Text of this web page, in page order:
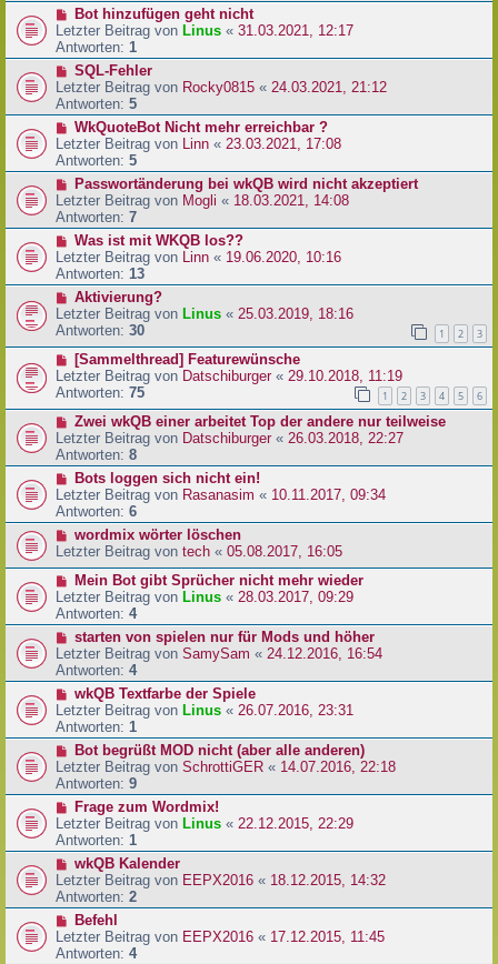
Bot hinzufügen geht nicht
Letzter Beitrag von Linus « 31.03.2021, 12:17
Antworten: 1
SQL-Fehler
Letzter Beitrag von Rocky0815 « 24.03.2021, 21:12
Antworten: 5
WkQuoteBot Nicht mehr erreichbar ?
Letzter Beitrag von
Linn « 23.03.2021, 17:08
Antworten: 5
Passwortänderung bei wkQB wird nicht akzeptiert
Letzter Beitrag von Mogli « 18.03.2021, 14:08
Antworten: 7
Was ist mit WKQB los??
Letzter Beitrag von
Linn « 19.06.2020, 10:16
Antworten: 13
Aktivierung?
Letzter Beitrag von Linus « 25.03.2019, 18:16
Antworten: 30 1 2 3
[Sammelthread] Featurewünsche
Letzter Beitrag von Datschiburger« 29.10.2018, 11:19
Antworten: 75 1 2 3 4 5 6
Zwei wkQB einer arbeitet Top der andere nur teilweise
Letzter Beitrag von Datschiburger « 26.03.2018, 22:27
Antworten: 8
Bots loggen sich nicht ein!
Letzter Beitrag von Rasanasim « 10.11.2017, 09:34
Antworten: 6
wordmix wörter löschen
Letzter Beitrag von tech « 05.08.2017, 16:05
Mein Bot gibt Sprücher nicht mehr wieder
Letzter Beitrag von Linus « 28.03.2017, 09:29
Antworten: 4
starten von spielen nur für Mods und höher
Letzter Beitrag von SamySam « 24.12.2016, 16:54
Antworten: 4
wkQB Textfarbe der Spiele
Letzter Beitrag von Linus « 26.07.2016, 23:31
Antworten: 1
Bot begrüßt MOD nicht (aber alle anderen)
Letzter Beitrag von SchrottiGER « 14.07.2016, 22:18
Antworten: 9
Frage zum Wordmix!
Letzter Beitrag von Linus « 22.12.2015, 22:29
Antworten: 1
wkQB Kalender
Letzter Beitrag von EEPX2016 « 18.12.2015, 14:32
Antworten: 2
Befehl
Letzter Beitrag von EEPX2016 « 17.12.2015, 11:45
Antworten: 4